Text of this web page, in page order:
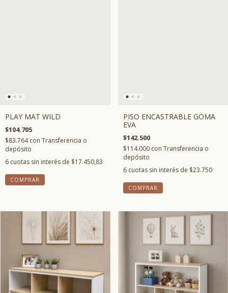
PLAY MAT WILD
$104.705
$83.764con Transferencia o
depósito
6 cuotas sin interés de $17.450,83
PISO ENCASTRABLE GOMA
EVA
$142.500
$114.000 con Transferencia o
depósito
6 cuotas sin interés de $23.750
COMPRAR